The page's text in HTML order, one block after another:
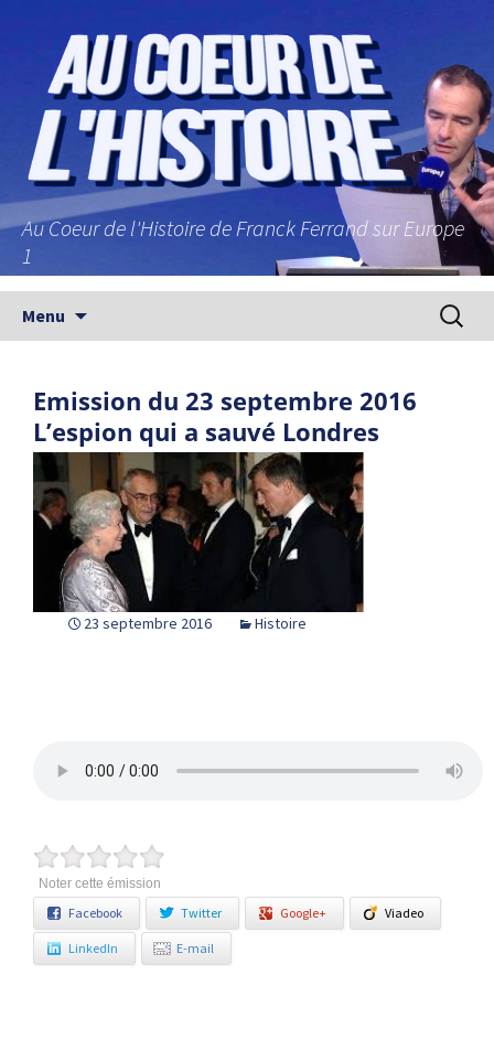
Au Coeur de l'Histoire de Franck Ferrand sur Europe
1
Menu
Emission du 23 septembre 2016
L’espion qui a sauvé Londres
23 septembre 2016 Histoire
Noter cette émission
Facebook Twitter Google+ Viadeo
LinkedIn E-mail